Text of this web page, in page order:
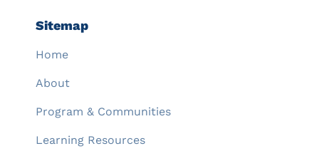
Sitemap
Home
About
Program & Communities
Learning Resources